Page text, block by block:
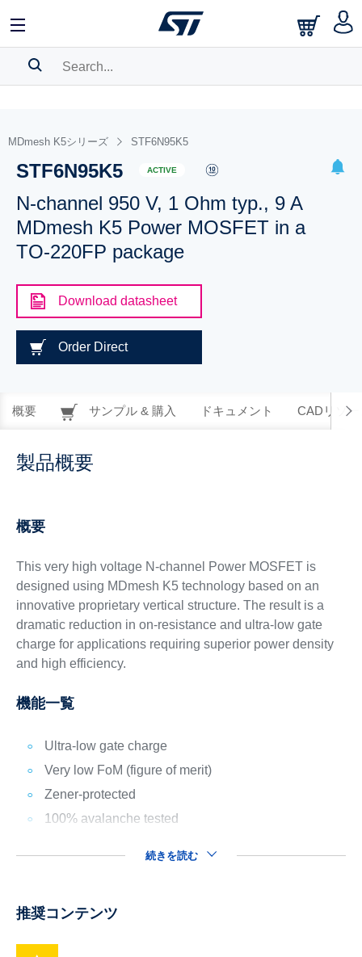
BOOKMARK
Pleaselog into show your saved searches.
MDmesh K5シリーズ STF6N95K5
STF6N95K5 ACTIVE
N-channel 950 V, 1 Ohm typ., 9 A
MDmesh K5 Power MOSFET in a
TO-220FP package
Download datasheet
Order Direct
概要 サンプル & 購入 ドキュメント CADリソー
製品概要
概要
This very high voltage N-channel Power MOSFET is
designed using MDmesh K5 technology based on an
innovative proprietary vertical structure. The result is a
dramatic reduction in on-resistance and ultra-low gate
charge for applications requiring superior power density
and high efficiency.
機能一覧
Ultra-low gate charge
Very low FoM (figure of merit)
Zener-protected
100% avalanche tested
続きを読む
推奨コンテンツ